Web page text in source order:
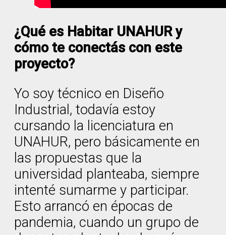
¿Qué es Habitar UNAHUR y
cómo te conectás con este
proyecto?
Yo soy técnico en Diseño
Industrial, todavía estoy
cursando la licenciatura en
UNAHUR, pero básicamente en
las propuestas que la
universidad planteaba, siempre
intenté sumarme y participar.
Esto arrancó en épocas de
pandemia, cuando un grupo de